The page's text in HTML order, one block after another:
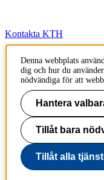
Kontakta KTH
Jobba på KTH
Press och media
Faktura och betalning
Om KTH:s webbplatser
Tillgänglighetsredogörelse
Denna webbplats
dig och hur du
nödvändiga för att
Hantera
Tillåt bara
Tillåt alla